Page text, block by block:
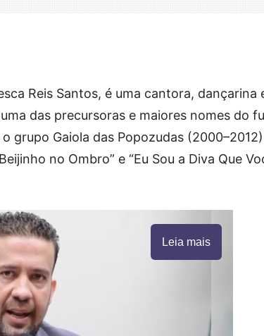
Reis Santos, é uma cantora, dançarina
das precursoras e maiores nomes do
grupo Gaiola das Popozudas
no Ombro” e “Eu Sou a Diva Que
Leia mais